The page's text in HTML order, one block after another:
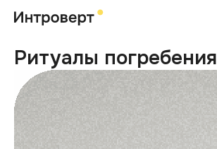
Ритуалы погребения